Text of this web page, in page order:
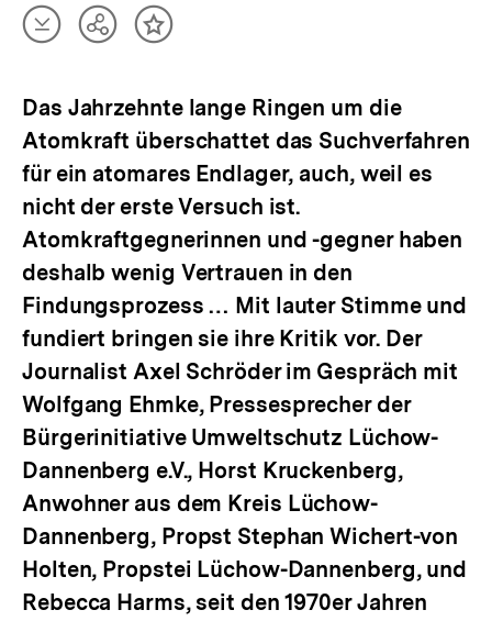
Artikel
herunterladen
TeilenInhalt
Das Jahrzehnte lange Ringen um die
Atomkraft überschattet das Suchverfahren
für ein atomares Endlager, auch, weil es
nicht der erste Versuch ist.
Atomkraftgegnerinnen und -gegner haben
deshalb wenig Vertrauen in den
Findungsprozess … Mit lauter Stimme und
fundiert bringen sie ihre Kritik vor. Der
Journalist Axel Schröder im Gespräch mit
Wolfgang Ehmke, Pressesprecher der
Bürgerinitiative Umweltschutz Lüchow-
Dannenberg e.V., Horst Kruckenberg,
Anwohner aus dem Kreis Lüchow-
Dannenberg, Propst Stephan Wichert-von
Holten, Propstei Lüchow-Dannenberg, und
Rebecca Harms, seit den 1970er Jahren